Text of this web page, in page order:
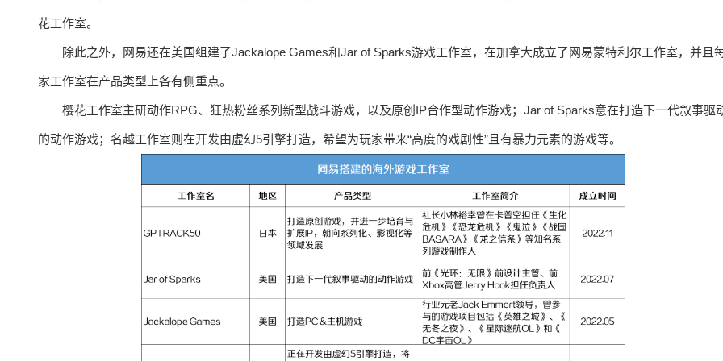
花工作室。
除此之外，网易还在美国组建了Jackalope Games和Jar of Sparks游戏工作室，在加拿大成立了网易蒙特利尔工作室，并且
家工作室在产品类型上各有侧重点。
樱花工作室主研动作RPG、狂热粉丝系列新型战斗游戏，以及原创IP合作型动作游戏；Jar of Sparks意在打造下一代叙事驱
的动作游戏；名越工作室则在开发由虚幻5引擎打造，希望为玩家带来“高度的戏剧性”且有暴力元素的游戏等。